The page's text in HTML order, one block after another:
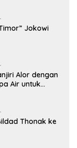
Jokowi
Alor dengan
Air untuk
Thonak ke